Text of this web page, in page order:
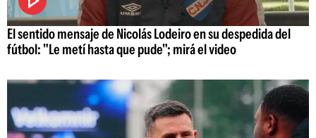
El sentido mensaje de Nicolás Lodeiro en su despedida del
fútbol: "Le metí hasta que pude"; mirá el video